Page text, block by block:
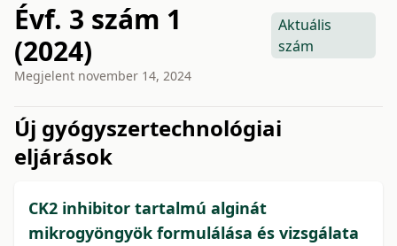
Évf. 3 szám 1
(2024)
Aktuális
szám
Megjelent november 14, 2024
Új gyógyszertechnológiai
eljárások
CK2 inhibitor tartalmú alginát
mikrogyöngyök formulálása és vizsgálata